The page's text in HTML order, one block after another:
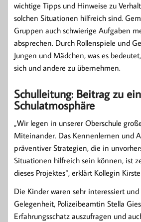
wichtige Tipps und Hinweise zu
solchen Situationen hilfreich sind.
Gruppen auch schwierige Aufgaben
absprechen. Durch Rollenspiele und
Jungen und Mädchen, was es
sich und andere zu übernehmen.
Schulleitung: Beitrag zu
Schulatmosphäre
„Wir legen in unserer Oberschule
Miteinander. Das Kennenlernen und
präventiver Strategien, die in
Situationen hilfreich sein können, ist
dieses Projektes“, erklärt Kollegin
Die Kinder waren sehr interessiert
Gelegenheit, Polizeibeamtin Stella
Erfahrungsschatz auszufragen und